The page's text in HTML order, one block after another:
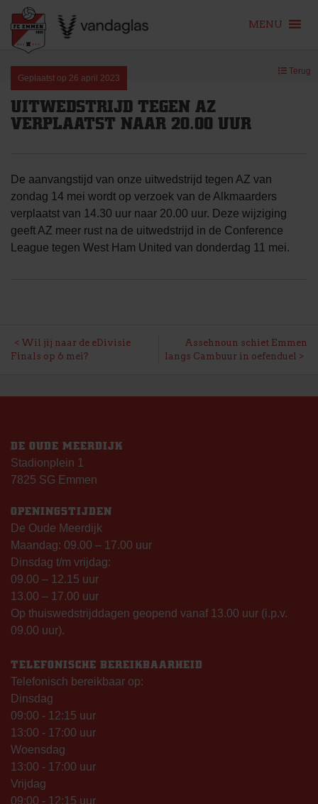
content
MENU
Geplaatst op 26 april 2023
Terug
UITWEDSTRIJD TEGEN AZ
VERPLAATST NAAR 20.00 UUR
De aanvangstijd van onze uitwedstrijd tegen AZ van
zondag 14 mei wordt op verzoek van de Alkmaarders
verplaatst van 14.30 uur naar 20.00 uur. Deze wijziging
geeft AZ meer rust na de uitwedstrijd in de Conference
League tegen West Ham United van donderdag 11 mei.
BERICHT
Wil jij naar de eDivisie
Finals op 6 mei?
Assehnoun schiet Emmen
langs Cambuur in oefenduel
DE OUDE MEERDIJK
Stadionplein 1
7825 SG Emmen
OPENINGSTIJDEN
De Oude Meerdijk
Maandag: 09.00 – 17.00 uur
Dinsdag t/m vrijdag:
09.00 – 12.15 uur
13.00 – 17.00 uur
Op thuiswedstrijddagen geopend vanaf 13.00 uur (i.p.v.
09.00 uur).
TELEFONISCHE BEREIKBAARHEID
Telefonisch bereikbaar op:
Dinsdag
09:00 - 12:15 uur
13:00 - 17:00 uur
Woensdag
13:00 - 17:00 uur
Vrijdag
09:00 - 12:15 uur